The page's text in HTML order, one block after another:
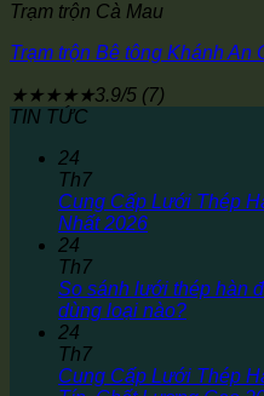
Trạm trộn Cà Mau
Trạm trộn Bê tông Khánh An
★★★★★3.9/5 (7)
TIN TỨC
24
Th7
Cung Cấp Lưới Thép
Nhất 2026
24
Th7
So sánh lưới thép hàn
dùng loại nào?
24
Th7
Cung Cấp Lưới Thép